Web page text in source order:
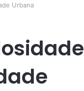
Urbana